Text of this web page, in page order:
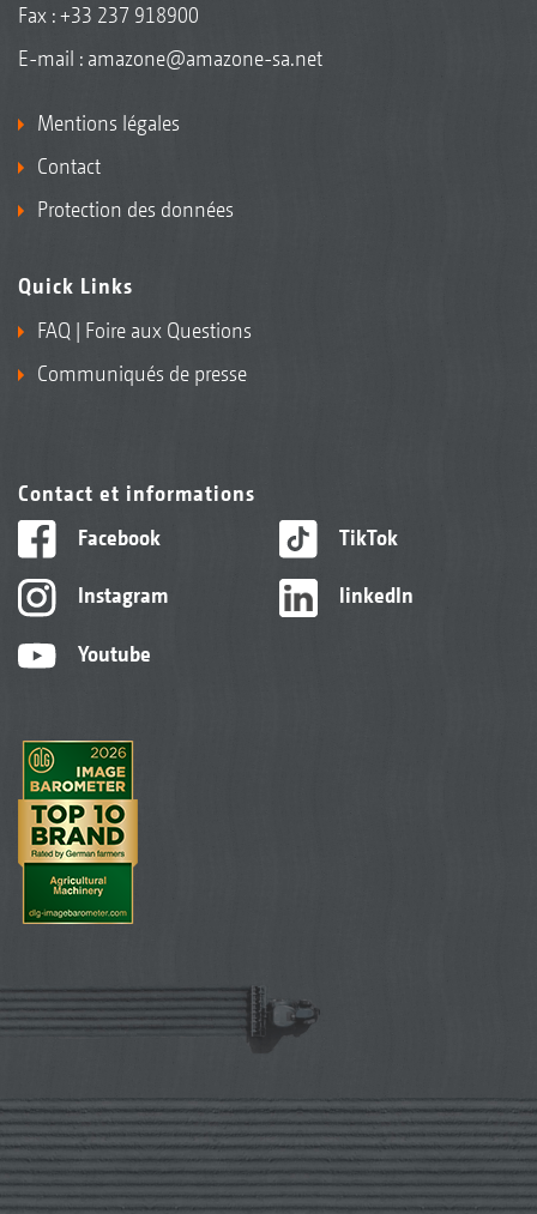
Fax : +33 237 918900
E-mail : amazone@amazone-sa.net
Mentions légales
Contact
Protection des données
Quick Links
FAQ | Foire aux Questions
Communiqués de presse
Contact et informations
Facebook
Instagram
Youtube
TikTok
linkedIn